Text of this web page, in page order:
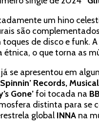
um hino
são
de disco e funk.
o que torna as
se apresentou em
Spinnin’ Records,
Gone’foi tocada na
distinta para
global INNA na